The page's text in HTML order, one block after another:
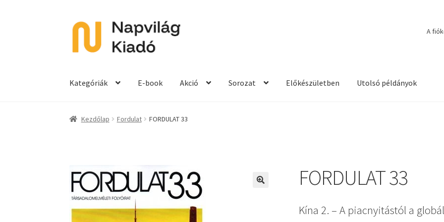
Ugrás
navigációhoz
Kilépés
tartalomba
A
Kategóriák E-book Akció Sorozat Előkészületben Utolsó példányok
Kezdőlap Fordulat FORDULAT 33
FORDULAT 33
Kína 2. – A piacnyitástól a